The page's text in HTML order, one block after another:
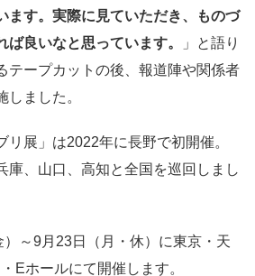
ます。実際に見ていただき、ものづ
ば良いなと思っています。
」と語り
テープカットの後、報道陣や関係者
しました。
リ展」は2022年に長野で初開催。
庫、山口、高知と全国を巡回しまし
～9月23日（月・休）に東京・天
Eホールにて開催します。